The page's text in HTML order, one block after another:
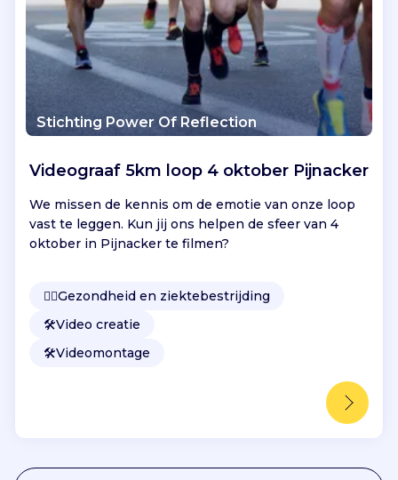
Stichting Power Of Reflection
Videograaf 5km loop 4 oktober Pijnacker
We missen de kennis om de emotie van onze loop
vast te leggen. Kun jij ons helpen de sfeer van 4
oktober in Pijnacker te filmen?
👩‍⚕️Gezondheid en ziektebestrijding
🛠️Video creatie
🛠️Videomontage